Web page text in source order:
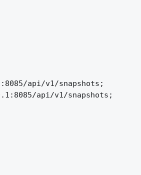
api/v1/snapshots;
api/v1/snapshots;